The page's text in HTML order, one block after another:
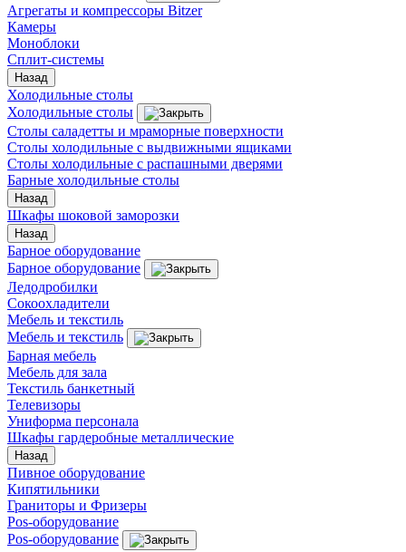
Агрегаты и компрессоры Bitzer
Камеры
Моноблоки
Сплит-системы
Назад
Холодильные столы
Холодильные столы
Столы саладетты и мраморные поверхности
Столы холодильные с выдвижными ящиками
Столы холодильные с распашными дверями
Барные холодильные столы
Назад
Шкафы шоковой заморозки
Назад
Барное оборудование
Барное оборудование
Ледодробилки
Сокоохладители
Мебель и текстиль
Мебель и текстиль
Барная мебель
Мебель для зала
Текстиль банкетный
Телевизоры
Униформа персонала
Шкафы гардеробные металлические
Назад
Пивное оборудование
Кипятильники
Граниторы и Фризеры
Pos-оборудование
Pos-оборудование